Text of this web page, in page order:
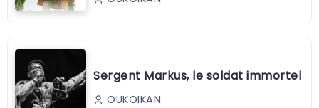
Sergent Markus, le soldat immortel
OUKOIKAN